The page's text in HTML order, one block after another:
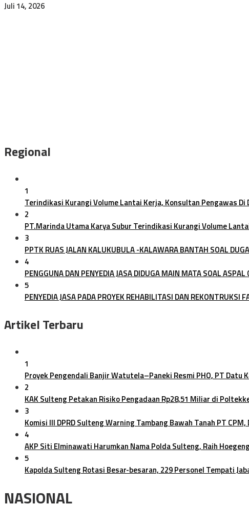
Juli 14, 2026
Regional
1
Terindikasi Kurangi Volume Lantai Kerja, Konsultan Pengawas
2
PT.Marinda Utama Karya Subur Terindikasi Kurangi Volume
3
PPTK RUAS JALAN KALUKUBULA -KALAWARA BANTAH SOAL
4
PENGGUNA DAN PENYEDIA JASA DIDUGA MAIN MATA SOAL
5
PENYEDIA JASA PADA PROYEK REHABILITASI DAN REKONTRUKSI
Artikel Terbaru
1
Proyek Pengendali Banjir Watutela–Paneki Resmi PHO, PT
2
KAK Sulteng Petakan Risiko Pengadaan Rp28,51 Miliar di
3
Komisi III DPRD Sulteng Warning Tambang Bawah Tanah PT
4
AKP Siti Elminawati Harumkan Nama Polda Sulteng, Raih
5
Kapolda Sulteng Rotasi Besar-besaran, 229 Personel Tempati
NASIONAL